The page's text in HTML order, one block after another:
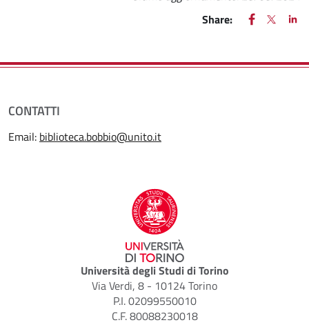
Share:
FACEBOOK
(apre una
X
(apre
CONTATTI
Email: biblioteca.bobbio@unito.it
Università degli Studi di Torino
Via Verdi, 8 - 10124 Torino
P.I. 02099550010
C.F. 80088230018